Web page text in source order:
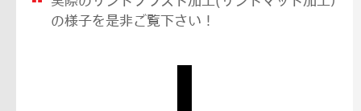
の様子を是非ご覧下さい！